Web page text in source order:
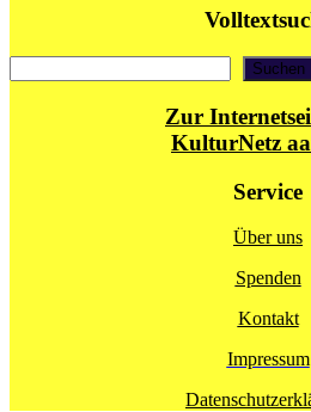
Suchen
Zur
KulturNetz
Service
Über uns
Spenden
Kontakt
Impressum